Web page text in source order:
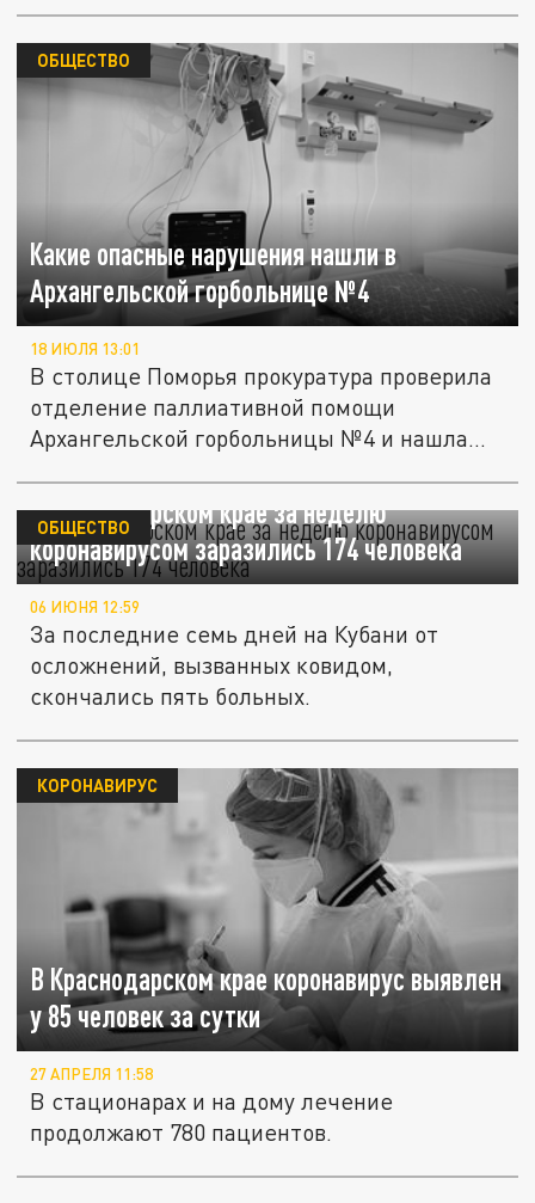
Какие опасные нарушения нашли в
Архангельской горбольнице №4
ОБЩЕСТВО
18 ИЮЛЯ 13:01
В столице Поморья прокуратура проверила
отделение паллиативной помощи
Архангельской горбольницы №4 и нашла
В Краснодарском крае за неделю
коронавирусом заразились 174 человека
ОБЩЕСТВО
06 ИЮНЯ 12:59
За последние семь дней на Кубани от
осложнений, вызванных ковидом,
скончались пять больных.
В Краснодарском крае коронавирус выявлен
у 85 человек за сутки
КОРОНАВИРУС
27 АПРЕЛЯ 11:58
В стационарах и на дому лечение
продолжают 780 пациентов.